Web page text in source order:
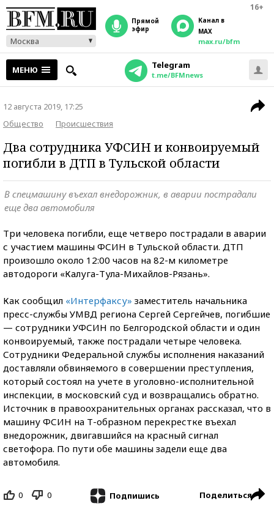
16+
Москва
прямой
эфир
Канал в
MAX
max.ru/bfm
МЕНЮ Telegram
t.me/BFMnews
12 августа 2019, 17:25
Общество
Происшествия
Два сотрудника УФСИН и конвоируемый
погибли в ДТП в Тульской области
В спецмашину въехал внедорожник, в аварии пострадали
еще два автомобиля
Три человека погибли, еще четверо пострадали в аварии
с участием машины ФСИН в Тульской области. ДТП
произошло около 12:00 часов на 82-м километре
автодороги «Калуга-Тула-Михайлов-Рязань».
Как сообщил «Интерфаксу» заместитель начальника
пресс-службы УМВД региона Сергей Сергейчев, погибшие
— сотрудники УФСИН по Белгородской области и один
конвоируемый, также пострадали четыре человека.
Сотрудники Федеральной службы исполнения наказаний
доставляли обвиняемого в совершении преступления,
который состоял на учете в уголовно-исполнительной
инспекции, в московский суд и возвращались обратно.
Источник в правоохранительных органах рассказал, что в
машину ФСИН на Т-образном перекрестке въехал
внедорожник, двигавшийся на красный сигнал
светофора. По пути обе машины задели еще два
автомобиля.
0 0 Подпишись Поделиться